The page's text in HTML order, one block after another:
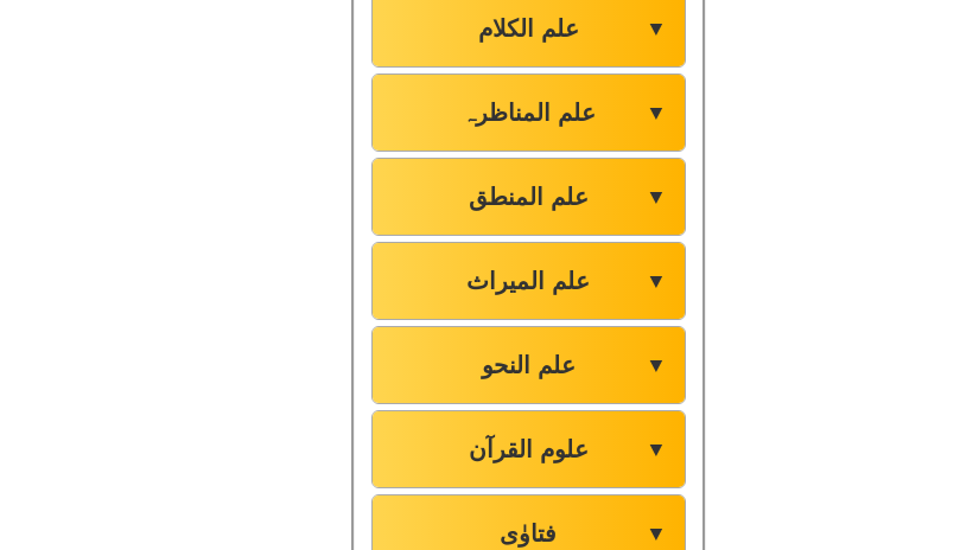
علم الکلام ▼
علم المناظرہ ▼
علم المنطق ▼
علم المیراث ▼
علم النحو ▼
علوم القرآن ▼
فتاوٰی ▼